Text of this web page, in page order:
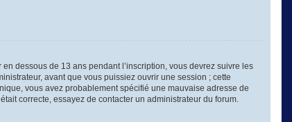
dessous de 13 ans pendant l’inscription, vous devrez suivre les
avant que vous puissiez ouvrir une session ; cette
vous avez probablement spécifié une mauvaise adresse de
correcte, essayez de contacter un administrateur du forum.